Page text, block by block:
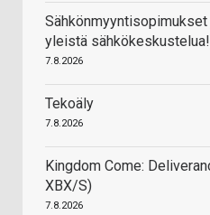
Sähkönmyyntisopimukset
yleistä
7.8.2026
Tekoäly
7.8.2026
Kingdom Come:
XBX/S)
7.8.2026